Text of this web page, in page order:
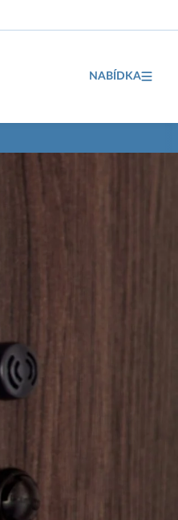
NABÍDKA